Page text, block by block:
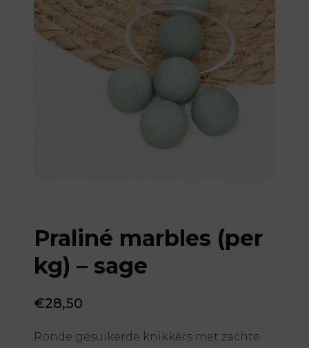
Praliné marbles (per
kg) – sage
€28,50
Ronde gesuikerde knikkers met zachte